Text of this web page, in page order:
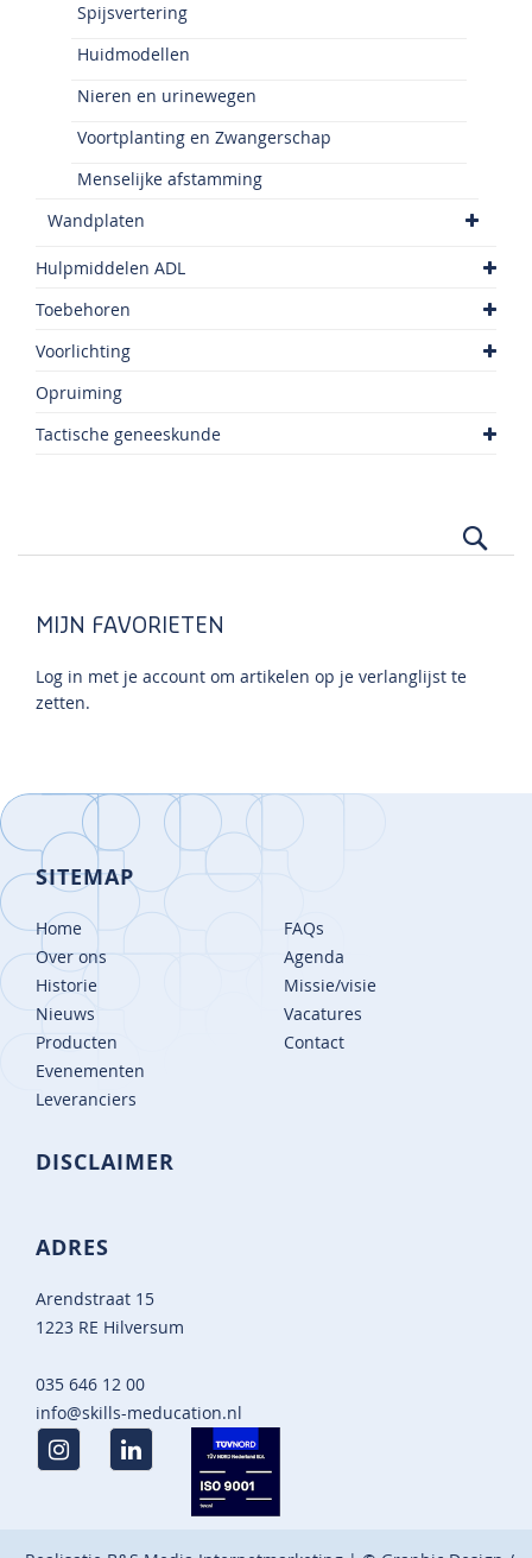
Spijsvertering
Huidmodellen
Nieren en urinewegen
Voortplanting en Zwangerschap
Menselijke afstamming
Wandplaten
Hulpmiddelen ADL
Toebehoren
Voorlichting
Opruiming
Tactische geneeskunde
MIJN FAVORIETEN
Log in met je account om artikelen op je verlanglijst te
zetten.
SITEMAP
Home
Over ons
Historie
Nieuws
Producten
Evenementen
Leveranciers
FAQs
Agenda
Missie/visie
Vacatures
Contact
DISCLAIMER
ADRES
Arendstraat 15
1223 RE Hilversum
035 646 12 00
info@skills-meducation.nl